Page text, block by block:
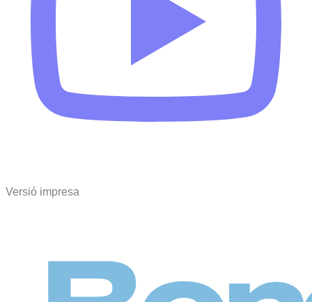
Versió impresa